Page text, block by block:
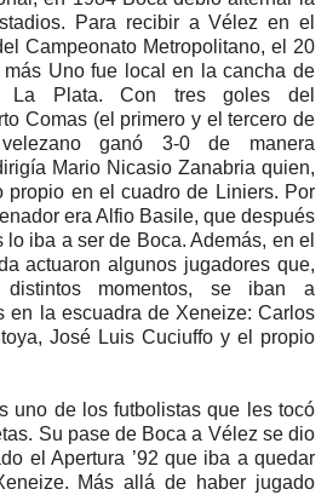
Para recibir a Vélez en el
Campeonato Metropolitano, el 20
Uno fue local en la cancha de
La Plata. Con tres goles del
Comas (el primero y el tercero de
ganó 3-0 de manera
Mario Nicasio Zanabria quien,
propio en el cuadro de Liniers. Por
era Alfio Basile, que después
iba a ser de Boca. Además, en el
actuaron algunos jugadores que,
distintos momentos, se iban a
en la escuadra de Xeneize: Carlos
José Luis Cuciuffo y el propio
uno de los futbolistas que les tocó
Su pase de Boca a Vélez se dio
el Apertura ’92 que iba a quedar
Más allá de haber jugado